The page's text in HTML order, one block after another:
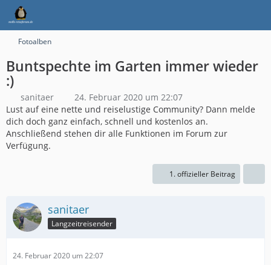
Fotoalben
Buntspechte im Garten immer wieder
:)
sanitaer
24. Februar 2020 um 22:07
Lust auf eine nette und reiselustige Community? Dann melde
dich doch ganz einfach, schnell und kostenlos an.
Anschließend stehen dir alle Funktionen im Forum zur
Verfügung.
1. offizieller Beitrag
sanitaer
Langzeitreisender
24. Februar 2020 um 22:07